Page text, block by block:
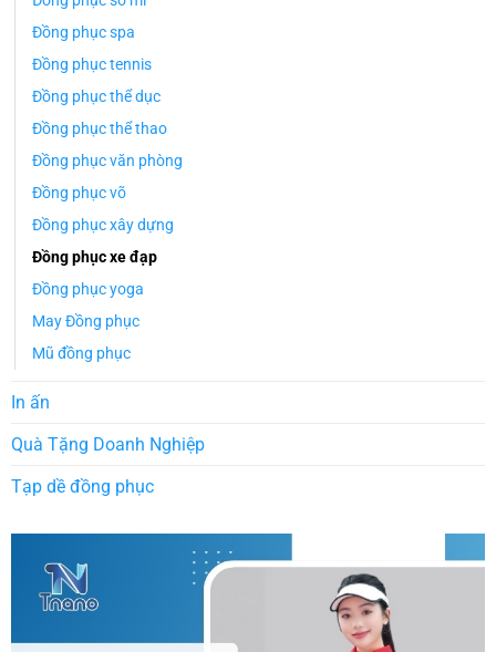
Đồng phục spa
Đồng phục tennis
Đồng phục thể dục
Đồng phục thể thao
Đồng phục văn phòng
Đồng phục võ
Đồng phục xây dựng
Đồng phục xe đạp
Đồng phục yoga
May Đồng phục
Mũ đồng phục
In ấn
Quà Tặng Doanh Nghiệp
Tạp dề đồng phục